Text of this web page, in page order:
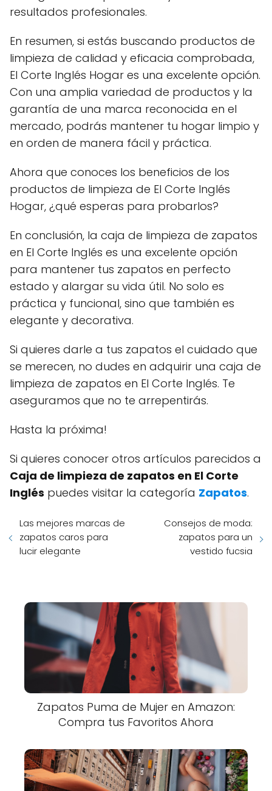
resultados profesionales.
En resumen, si estás buscando productos de
limpieza de calidad y eficacia comprobada,
El Corte Inglés Hogar es una excelente opción.
Con una amplia variedad de productos y la
garantía de una marca reconocida en el
mercado, podrás mantener tu hogar limpio y
en orden de manera fácil y práctica.
Ahora que conoces los beneficios de los
productos de limpieza de El Corte Inglés
Hogar, ¿qué esperas para probarlos?
En conclusión, la caja de limpieza de zapatos
en El Corte Inglés es una excelente opción
para mantener tus zapatos en perfecto
estado y alargar su vida útil. No solo es
práctica y funcional, sino que también es
elegante y decorativa.
Si quieres darle a tus zapatos el cuidado que
se merecen, no dudes en adquirir una caja de
limpieza de zapatos en El Corte Inglés. Te
aseguramos que no te arrepentirás.
Hasta la próxima!
Si quieres conocer otros artículos parecidos a
Caja de limpieza de zapatos en El Corte
Inglés puedes visitar la categoría Zapatos.
Las mejores marcas de
zapatos caros para
lucir elegante
Consejos de moda:
zapatos para un
vestido fucsia
Zapatos Puma de Mujer en Amazon:
Compra tus Favoritos Ahora